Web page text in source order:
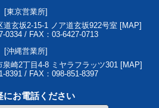
[東京営業所]
道玄坂2-15-1 ノア道玄坂922号室 [MAP]
0334 / FAX：03-6427-0713
[沖縄営業所]
泉崎2丁目4-8 ミヤラフラッツ301 [MAP]
8391 / FAX：098-851-8397
にお電話ください